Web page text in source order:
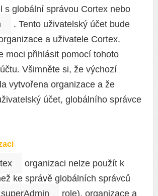
s globální správou Cortex nebo
. Tento uživatelský účet bude
a uživatele Cortex.
moci přihlásit pomocí tohoto
Všimněte si, že výchozí
vytvořena organizace a že
účet, globálního správce
organizaci nelze použít k
ke správě globálních správců
superAdmin
role), organizace a